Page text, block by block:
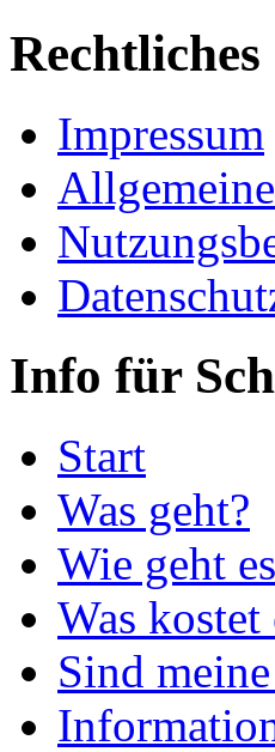
Rechtliches
Impressum
Info für
Start
Was geht?
Wie geht
Was kostet
Sind